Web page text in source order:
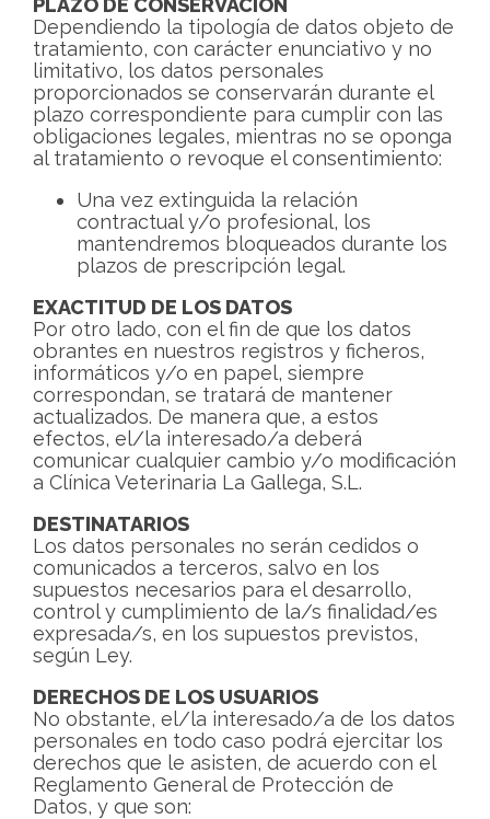
PLAZO DE CONSERVACIÓN
Dependiendo la tipología de datos objeto de
tratamiento, con carácter enunciativo y no
limitativo, los datos personales
proporcionados se conservarán durante el
plazo correspondiente para cumplir con las
obligaciones legales, mientras no se oponga
al tratamiento o revoque el consentimiento:
Una vez extinguida la relación
contractual y/o profesional, los
mantendremos bloqueados durante los
plazos de prescripción legal.
EXACTITUD DE LOS DATOS
Por otro lado, con el fin de que los datos
obrantes en nuestros registros y ficheros,
informáticos y/o en papel, siempre
correspondan, se tratará de mantener
actualizados. De manera que, a estos
efectos, el/la interesado/a deberá
comunicar cualquier cambio y/o modificación
a Clínica Veterinaria La Gallega, S.L.
DESTINATARIOS
Los datos personales no serán cedidos o
comunicados a terceros, salvo en los
supuestos necesarios para el desarrollo,
control y cumplimiento de la/s finalidad/es
expresada/s, en los supuestos previstos,
según Ley.
DERECHOS DE LOS USUARIOS
No obstante, el/la interesado/a de los datos
personales en todo caso podrá ejercitar los
derechos que le asisten, de acuerdo con el
Reglamento General de Protección de
Datos, y que son: